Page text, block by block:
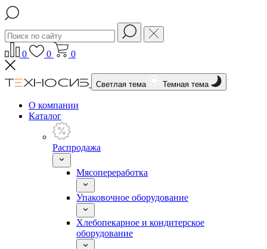
0 0 0
Светлая тема Темная тема
О компании
Каталог
Распродажа
Мясопереработка
Упаковочное оборудование
Хлебопекарное и кондитерское
оборудование